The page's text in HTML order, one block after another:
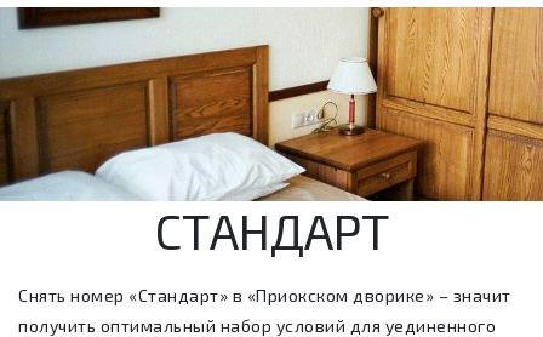
СТАНДАРТ
Снять номер «Стандарт» в «Приокском дворике» – значит
получить оптимальный набор условий для уединенного